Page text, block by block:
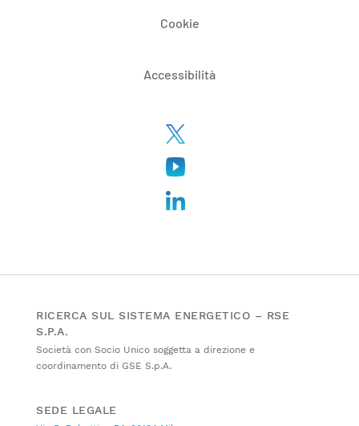
Cookie
Accessibilità
RICERCA SUL SISTEMA ENERGETICO – RSE
S.P.A.
Società con Socio Unico soggetta a direzione e
coordinamento di GSE S.p.A.
SEDE LEGALE